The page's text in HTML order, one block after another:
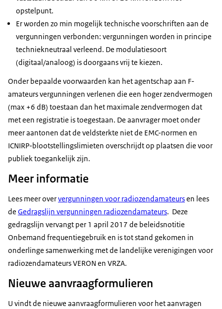
opstelpunt.
Er worden zo min mogelijk technische voorschriften aan de
vergunningen verbonden: vergunningen worden in principe
techniekneutraal verleend. De modulatiesoort
(digitaal/analoog) is doorgaans vrij te kiezen.
Onder bepaalde voorwaarden kan het agentschap aan F-
amateurs vergunningen verlenen die een hoger zendvermogen
(max +6 dB) toestaan dan het maximale zendvermogen dat
met een registratie is toegestaan. De aanvrager moet onder
meer aantonen dat de veldsterkte niet de EMC-normen en
ICNIRP-blootstellingslimieten overschrijdt op plaatsen die voor
publiek toegankelijk zijn.
Meer informatie
Lees meer oververgunningen voor radiozendamateursen lees
de Gedragslijn vergunningen radiozendamateurs. Deze
gedragslijn vervangt per 1 april 2017 de beleidsnotitie
Onbemand frequentiegebruik en is tot stand gekomen in
onderlinge samenwerking met de landelijke verenigingen voor
radiozendamateurs VERON en VRZA.
Nieuwe aanvraagformulieren
U vindt de nieuwe aanvraagformulieren voor het aanvragen